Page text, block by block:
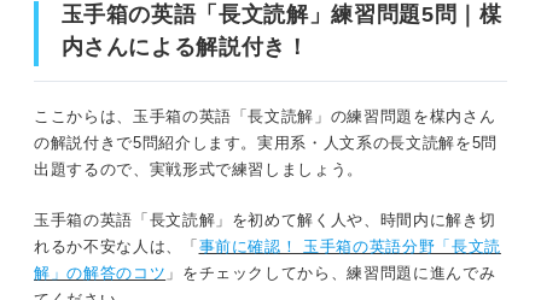
玉手箱の英語「長文読解」練習問題5問｜楳
内さんによる解説付き！
ここからは、玉手箱の英語「長文読解」の練習問題を楳内さん
の解説付きで5問紹介します。実用系・人文系の長文読解を5問
出題するので、実戦形式で練習しましょう。
玉手箱の英語「長文読解」を初めて解く人や、時間内に解き切
れるか不安な人は、「 事前に確認！ 玉手箱の英語分野「長文読
解」の解答のコツ 」をチェックしてから、練習問題に進んでみ